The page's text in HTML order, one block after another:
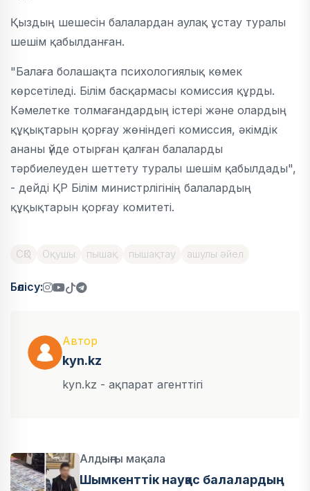
Қыздың шешесін балалардан аулақ ұстау туралы
шешім қабылданған.
"Балаға болашақта психологиялық көмек
көрсетіледі. Білім басқармасы комиссия құрды.
Кәмелетке толмағандардың істері және олардың
құқықтарын қорғау жөніндегі комиссия, әкімдік
ананы үйде отырған қалған балаларды
тәрбиелеуден шеттету туралы шешім қабылдады",
- дейді ҚР Білім министрлігінің балалардың
құқықтарын қорғау комитеті.
СҚО Оқушы пышақ пышақтау ашулы әйел
Бөлісу:
Автор
kyn.kz
kyn.kz - ақпарат агенттігі
Алдыңғы мақала
Шымкенттік науқас балалардың